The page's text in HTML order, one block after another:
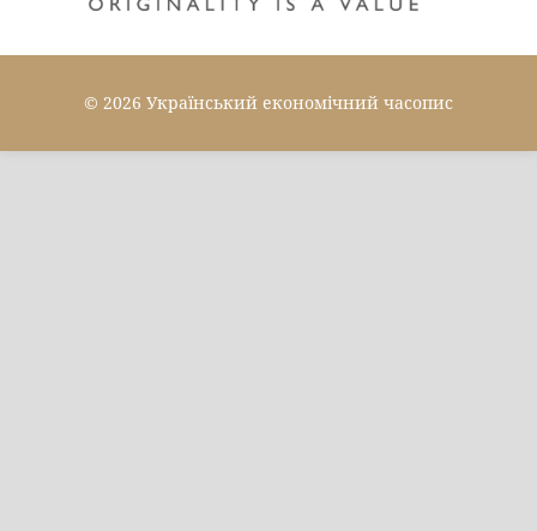
© 2026 Український економічний часопис